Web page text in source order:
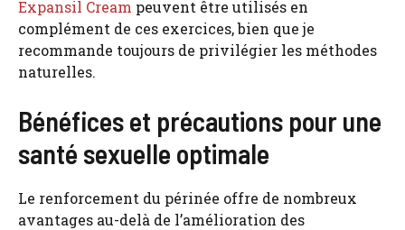
Expansil Cream peuvent être utilisés en
complément de ces exercices, bien que je
recommande toujours de privilégier les méthodes
naturelles.
Bénéfices et précautions pour une
santé sexuelle optimale
Le renforcement du périnée offre de nombreux
avantages au-delà de l’amélioration des